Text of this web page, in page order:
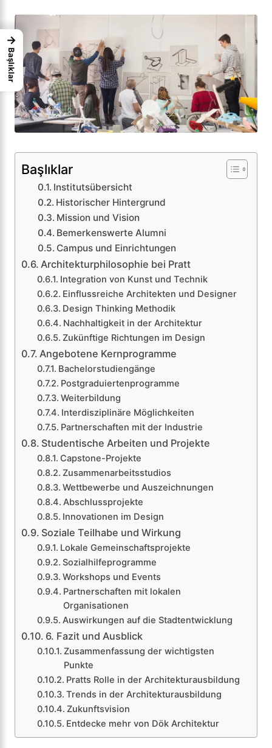
Başlıklar
Institutsübersicht
Historischer Hintergrund
Mission und Vision
Bemerkenswerte Alumni
Campus und Einrichtungen
Architekturphilosophie bei Pratt
Integration von Kunst und Technik
Einflussreiche Architekten und Designer
Design Thinking Methodik
Nachhaltigkeit in der Architektur
Zukünftige Richtungen im Design
Angebotene Kernprogramme
Bachelorstudiengänge
Postgraduiertenprogramme
Weiterbildung
Interdisziplinäre Möglichkeiten
Partnerschaften mit der Industrie
Studentische Arbeiten und Projekte
Capstone-Projekte
Zusammenarbeitsstudios
Wettbewerbe und Auszeichnungen
Abschlussprojekte
Innovationen im Design
Soziale Teilhabe und Wirkung
Lokale Gemeinschaftsprojekte
Sozialhilfeprogramme
Workshops und Events
Partnerschaften mit lokalen
Organisationen
Auswirkungen auf die Stadtentwicklung
6. Fazit und Ausblick
Zusammenfassung der wichtigsten
Punkte
Pratts Rolle in der Architekturausbildung
Trends in der Architekturausbildung
Zukunftsvision
Entdecke mehr von Dök Architektur
→
Başlıklar